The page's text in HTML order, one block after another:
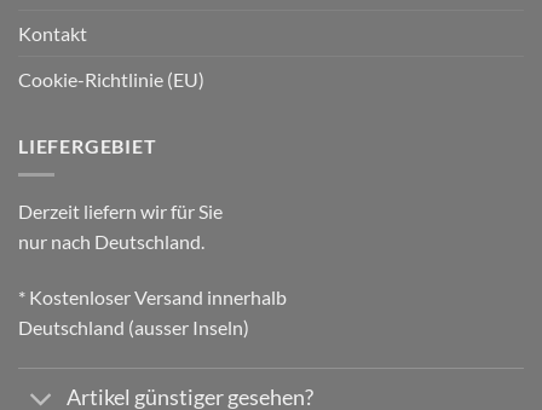
Kontakt
Cookie-Richtlinie (EU)
LIEFERGEBIET
Derzeit liefern wir für Sie
nur nach Deutschland.
* Kostenloser Versand innerhalb
Deutschland (ausser Inseln)
Artikel günstiger gesehen?